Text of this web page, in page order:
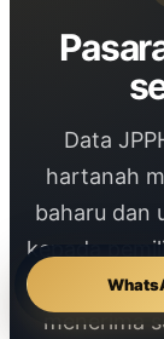
Data
hartanah
baharu dan
kepada
yang
menerima